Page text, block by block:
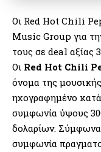
Οι Red Hot Chili
Music Group για
τους σε deal αξίας
Οι Red Hot Chili
όνομα της
ηχογραφημένο
συμφωνία ύψους
δολαρίων.
συμφωνία